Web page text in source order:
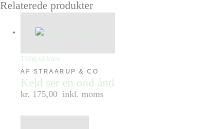
Relaterede produkter
Tilføj til kurv
AF STRAARUP & CO
Keld ser en ond ånd
kr. 175,00 inkl. moms